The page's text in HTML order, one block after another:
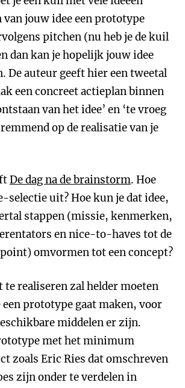
jouw idee een prototype
pitchen (nu heb je de kuil
dan kan je hopelijk jouw idee
De auteur geeft hier een tweetal
een concreet actieplan binnen
van het idee’ en ‘te vroeg
op de realisatie van je
De dag na de brainstorm. Hoe
selectie uit? Hoe kun je dat idee,
stappen (missie, kenmerken,
en nice-to-haves tot de
omvormen tot een concept?
te realiseren zal helder moeten
prototype gaat maken, voor
middelen er zijn.
met het minimum
zoals Eric Ries dat omschreven
zijn onder te verdelen in